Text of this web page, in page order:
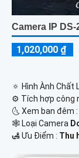
Camera IP DS-
1,020,000 ₫
🔅 Hình Ành Chất
⚙ Tích hợp công
🌜 Xem ban đêm :
🕸️ Loại Camera
️🛃 Ưu Điểm : Thu